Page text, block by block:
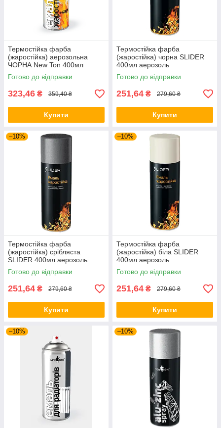
Термостійка фарба
(жаростійка) аерозольна
ЧОРНА New Ton 400мл
Готово до відправки
323,46 ₴ 359,40 ₴
Купити
Термостійка фарба
(жаростійка) чорна SLIDER
400мл аерозоль
Готово до відправки
251,64 ₴ 279,60 ₴
Купити
–10%
Термостійка фарба
(жаростійка) срібляста
SLIDER 400мл аерозоль
Готово до відправки
251,64 ₴ 279,60 ₴
Купити
–10%
Термостійка фарба
(жаростійка) біла SLIDER
400мл аерозоль
Готово до відправки
251,64 ₴ 279,60 ₴
Купити
–10% –10%